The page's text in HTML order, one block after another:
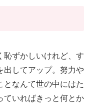
恥ずかしいけれど、す
出してアップ。努力や
となんて世の中にはた
ていればきっと何とか